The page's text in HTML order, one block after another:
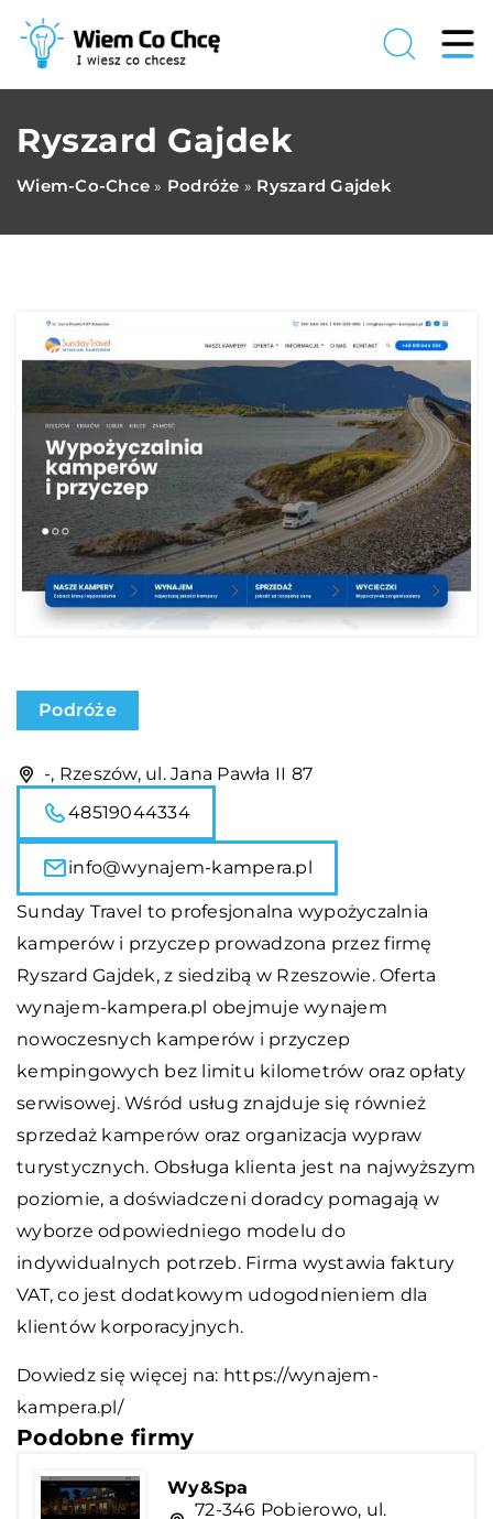
Ryszard Gajdek
Wiem-Co-Chce » Podróże » Ryszard Gajdek
Podróże
-, Rzeszów, ul. Jana Pawła II 87
48519044334
info@wynajem-kampera.pl
Sunday Travel to profesjonalna wypożyczalnia
kamperów i przyczep prowadzona przez firmę
Ryszard Gajdek, z siedzibą w Rzeszowie. Oferta
wynajem-kampera.pl obejmuje wynajem
nowoczesnych kamperów i przyczep
kempingowych bez limitu kilometrów oraz opłaty
serwisowej. Wśród usług znajduje się również
sprzedaż kamperów oraz organizacja wypraw
turystycznych. Obsługa klienta jest na najwyższym
poziomie, a doświadczeni doradcy pomagają w
wyborze odpowiedniego modelu do
indywidualnych potrzeb. Firma wystawia faktury
VAT, co jest dodatkowym udogodnieniem dla
klientów korporacyjnych.
Dowiedz się więcej na: https://wynajem-
kampera.pl/
Podobne firmy
Wy&Spa
72-346 Pobierowo, ul.